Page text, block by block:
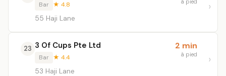
Bar ★ 4.8
55 Haji Lane
à pied
23 3 Of Cups Pte Ltd
Bar ★ 4.4
53 Haji Lane
2 min
à pied